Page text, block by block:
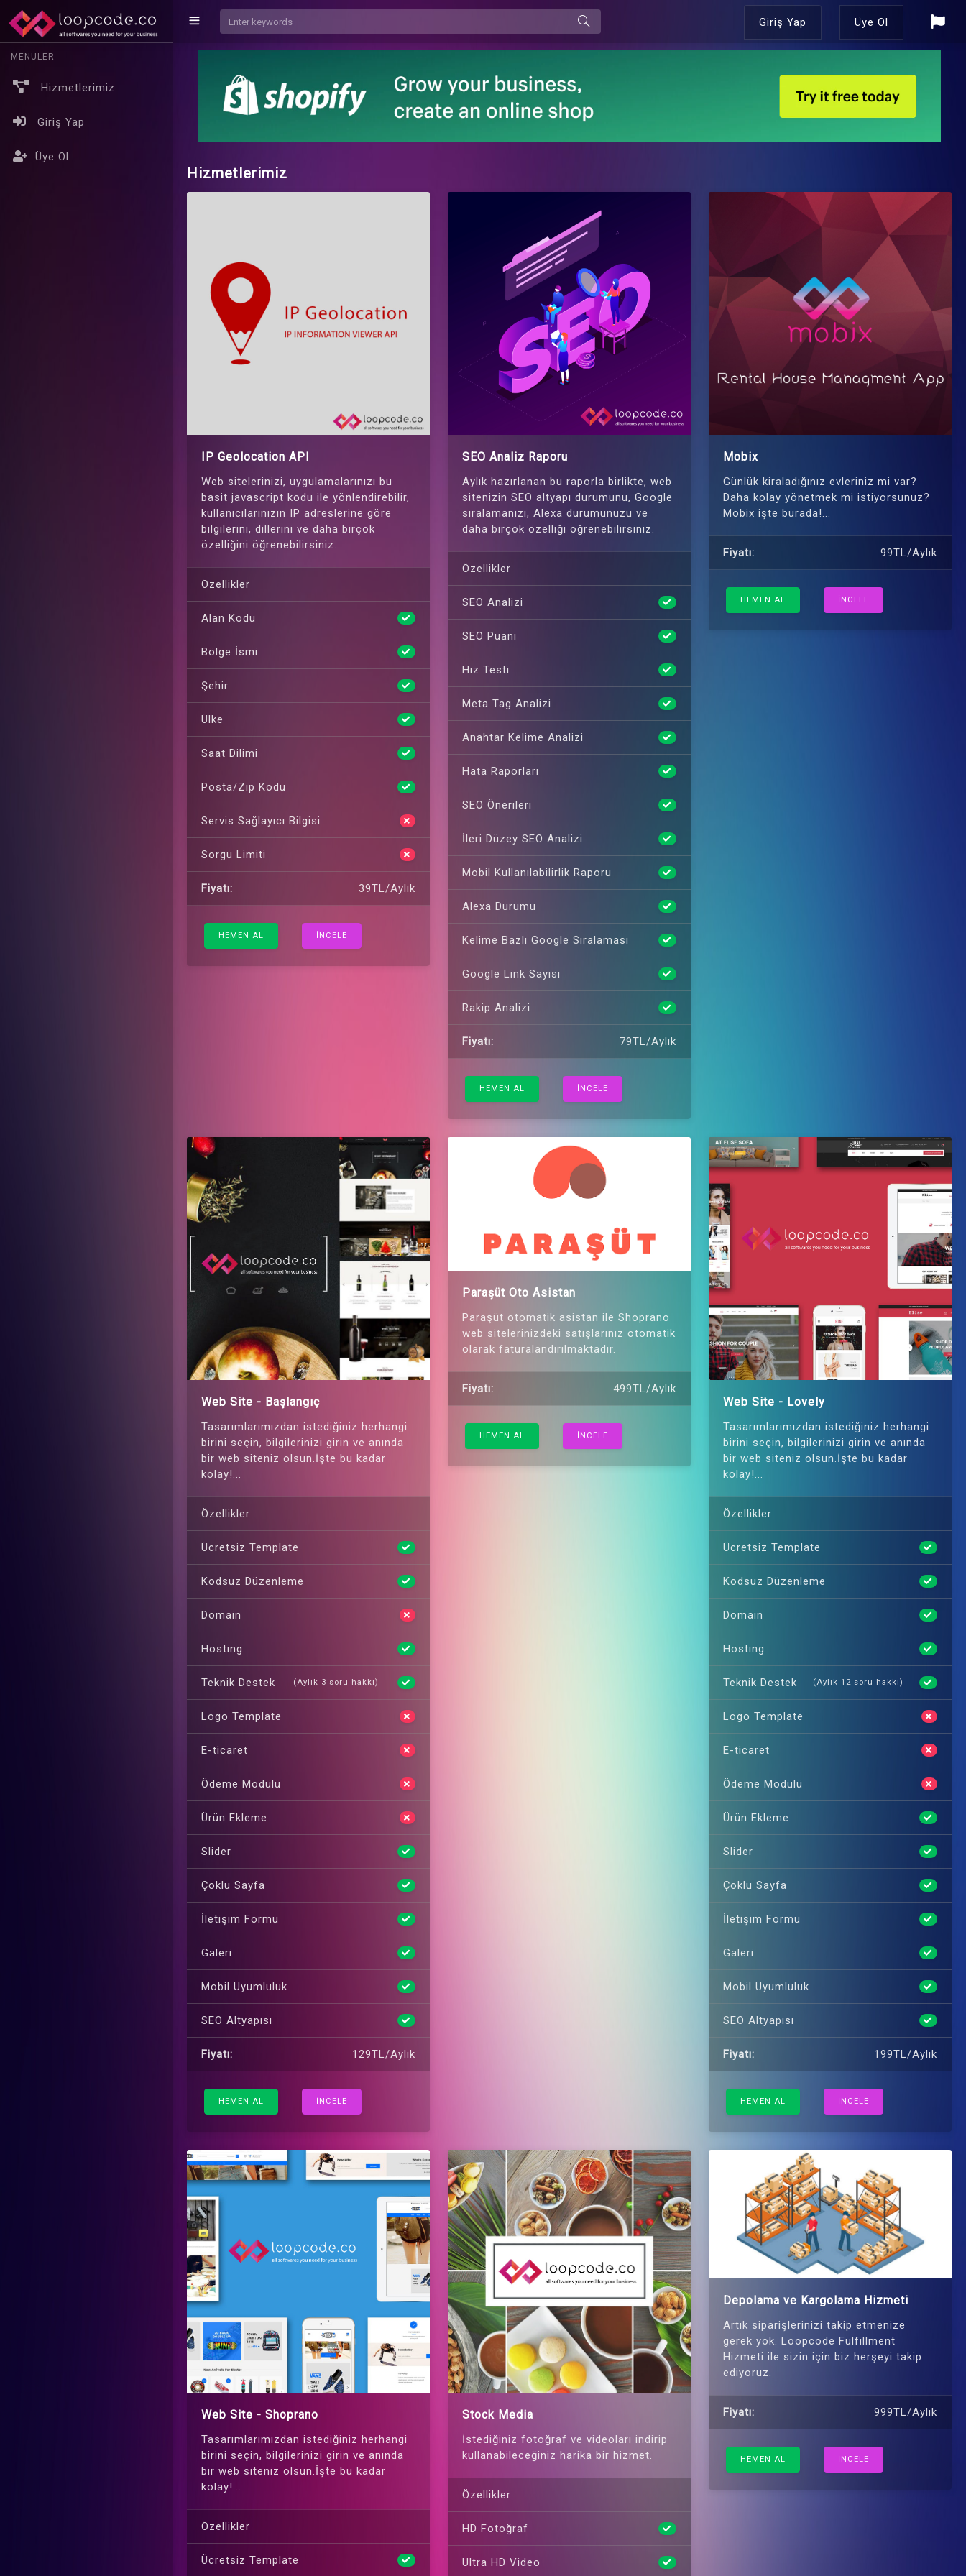
MENÜLER
Hizmetlerimiz
Giriş Yap
Üye Ol
Giriş Yap Üye Ol
Hizmetlerimiz
IP Geolocation API
Web sitelerinizi, uygulamalarınızı bu
basit javascript kodu ile yönlendirebilir,
kullanıcılarınızın IP adreslerine göre
bilgilerini, dillerini ve daha birçok
özelliğini öğrenebilirsiniz.
Özellikler
Alan Kodu
Bölge İsmi
Şehir
Ülke
Saat Dilimi
Posta/Zip Kodu
Servis Sağlayıcı Bilgisi
Sorgu Limiti
Fiyatı: 39TL/Aylık
HEMEN AL İNCELE
SEO Analiz Raporu
Aylık hazırlanan bu raporla birlikte, web
sitenizin SEO altyapı durumunu, Google
sıralamanızı, Alexa durumunuzu ve
daha birçok özelliği öğrenebilirsiniz.
Özellikler
SEO Analizi
SEO Puanı
Hız Testi
Meta Tag Analizi
Anahtar Kelime Analizi
Hata Raporları
SEO Önerileri
İleri Düzey SEO Analizi
Mobil Kullanılabilirlik Raporu
Alexa Durumu
Kelime Bazlı Google Sıralaması
Google Link Sayısı
Rakip Analizi
Fiyatı: 79TL/Aylık
HEMEN AL İNCELE
Mobix
Günlük kiraladığınız evleriniz mi var?
Daha kolay yönetmek mi istiyorsunuz?
Mobix işte burada!...
Fiyatı: 99TL/Aylık
HEMEN AL İNCELE
Web Site - Başlangıç
Tasarımlarımızdan istediğiniz herhangi
birini seçin, bilgilerinizi girin ve anında
bir web siteniz olsun.İşte bu kadar
kolay!...
Özellikler
Ücretsiz Template
Kodsuz Düzenleme
Domain
Hosting
Teknik Destek (Aylık 3 soru hakkı)
Logo Template
E-ticaret
Ödeme Modülü
Ürün Ekleme
Slider
Çoklu Sayfa
İletişim Formu
Galeri
Mobil Uyumluluk
SEO Altyapısı
Fiyatı: 129TL/Aylık
HEMEN AL İNCELE
Paraşüt Oto Asistan
Paraşüt otomatik asistan ile Shoprano
web sitelerinizdeki satışlarınız otomatik
olarak faturalandırılmaktadır.
Fiyatı: 499TL/Aylık
HEMEN AL İNCELE
Web Site - Lovely
Tasarımlarımızdan istediğiniz herhangi
birini seçin, bilgilerinizi girin ve anında
bir web siteniz olsun.İşte bu kadar
kolay!...
Özellikler
Ücretsiz Template
Kodsuz Düzenleme
Domain
Hosting
Teknik Destek (Aylık 12 soru hakkı)
Logo Template
E-ticaret
Ödeme Modülü
Ürün Ekleme
Slider
Çoklu Sayfa
İletişim Formu
Galeri
Mobil Uyumluluk
SEO Altyapısı
Fiyatı: 199TL/Aylık
HEMEN AL İNCELE
Web Site - Shoprano
Tasarımlarımızdan istediğiniz herhangi
birini seçin, bilgilerinizi girin ve anında
bir web siteniz olsun.İşte bu kadar
kolay!...
Özellikler
Ücretsiz Template
Stock Media
İstediğiniz fotoğraf ve videoları indirip
kullanabileceğiniz harika bir hizmet.
Özellikler
HD Fotoğraf
Ultra HD Video
Depolama ve Kargolama Hizmeti
Artık siparişlerinizi takip etmenize
gerek yok. Loopcode Fulfillment
Hizmeti ile sizin için biz herşeyi takip
ediyoruz.
Fiyatı: 999TL/Aylık
HEMEN AL İNCELE